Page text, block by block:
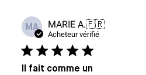
MA MARIE A.🇫🇷
Acheteur vérifié
Il fait comme un